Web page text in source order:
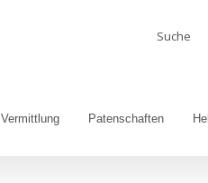
Vermittlung Patenschaften